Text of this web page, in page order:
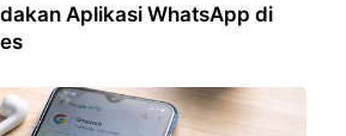
Aplikasi WhatsApp di